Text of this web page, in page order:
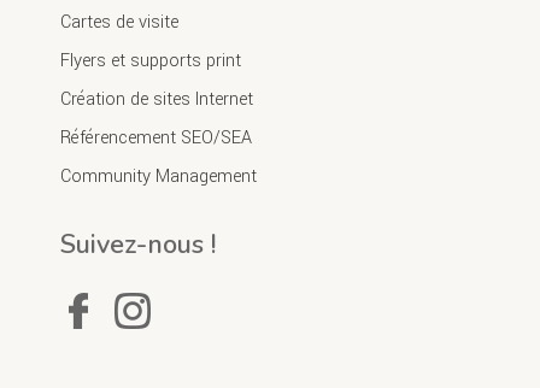
Cartes de visite
Flyers et supports print
Création de sites Internet
Référencement SEO/SEA
Community Management
Suivez-nous !